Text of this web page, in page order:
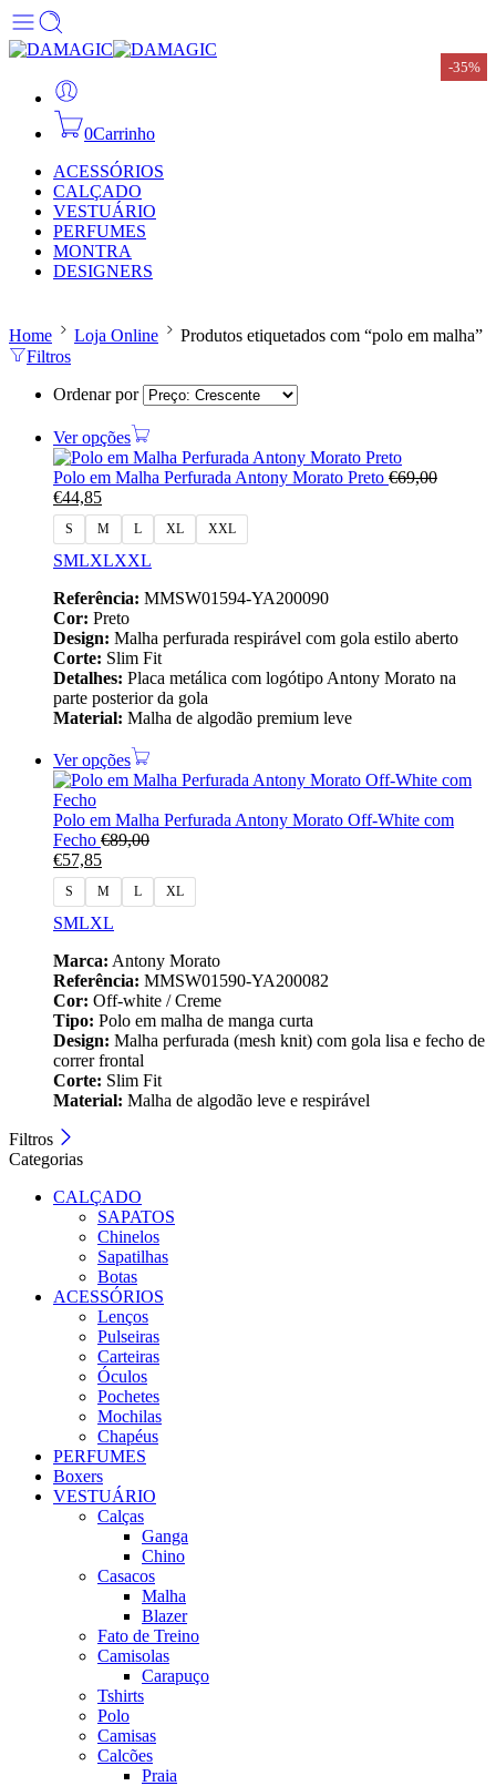
0Carrinho
ACESSÓRIOS
CALÇADO
VESTUÁRIO
PERFUMES
MONTRA
DESIGNERS
Home Loja Online
Produtos etiquetados com “polo em malha”
Filtros
Ordenar por
-35%
Ver opções
Polo em Malha Perfurada Antony Morato Preto €69,00
€44,85
S M L XL XXL
SMLXLXXL
Referência: MMSW01594-YA200090
Cor: Preto
Design: Malha perfurada respirável com gola estilo aberto
Corte: Slim Fit
Detalhes: Placa metálica com logótipo Antony Morato na
parte posterior da gola
Material: Malha de algodão premium leve
-35%
Ver opções
Polo em Malha Perfurada Antony Morato Off‑White com
Fecho €89,00
€57,85
S M L XL
SMLXL
Marca: Antony Morato
Referência: MMSW01590-YA200082
Cor: Off‑white / Creme
Tipo: Polo em malha de manga curta
Design: Malha perfurada (mesh knit) com gola lisa e fecho de
correr frontal
Corte: Slim Fit
Material: Malha de algodão leve e respirável
Filtros
Categorias
CALÇADO
SAPATOS
Chinelos
Sapatilhas
Botas
ACESSÓRIOS
Lenços
Pulseiras
Carteiras
Óculos
Pochetes
Mochilas
Chapéus
PERFUMES
Boxers
VESTUÁRIO
Calças
Ganga
Chino
Casacos
Malha
Blazer
Fato de Treino
Camisolas
Carapuço
Tshirts
Polo
Camisas
Calcões
Praia